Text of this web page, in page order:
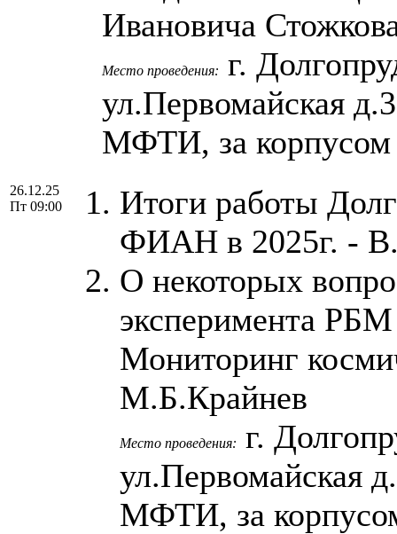
Ивановича
Место проведения:
г.
ул.Первомайская
МФТИ, за
26.12.25
Пт 09:00
Итоги работы
ФИАН в 2025г. -
О некоторых
эксперимента
Мониторинг
М.Б.Крайнев
Место проведения:
г.
ул.Первомайская
МФТИ, за